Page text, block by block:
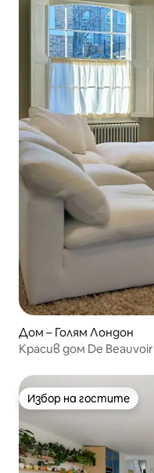
Дом – Голям Лондон
Красив дом De Beauvoir
Избор на гостите
Избор на гостите